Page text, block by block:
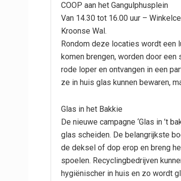
COOP aan het Gangulphusplein
Van 14.30 tot 16.00 uur –
Kroonse Wal.
Rondom deze locaties wordt een
komen brengen, worden door
rode loper en ontvangen in een
ze in huis glas kunnen bewaren,
Glas in het Bakkie
De nieuwe campagne ‘Glas in ’t
glas scheiden. De belangrijkste
de deksel of dop erop en breng
spoelen. Recyclingbedrijven
hygiënischer in huis en zo wordt